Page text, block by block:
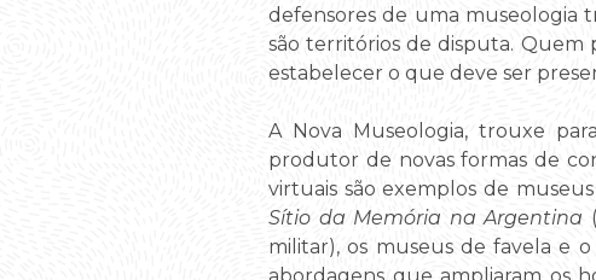
defensores de uma museologia
são territórios de disputa.
estabelecer o que deve ser
A Nova Museologia, trouxe
produtor de novas formas de
virtuais são exemplos de
Sítio da Memória na Argentina
militar), os museus de favela e